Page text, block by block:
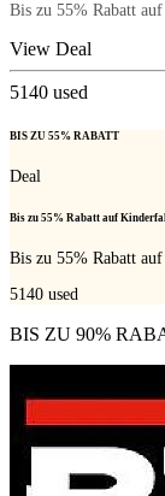
Bis zu 55% Rabatt
View Deal
5140 used
BIS ZU 55% RABATT
Deal
Bis zu 55% Rabatt auf
Bis zu 55% Rabatt
5140 used
BIS ZU 90%